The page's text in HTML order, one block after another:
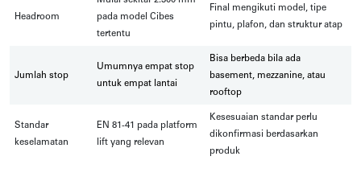
Headroom pada model Cibes
tertentu
Final mengikuti model, tipe
pintu, plafon, dan struktur atap
Jumlah stop
Umumnya empat stop
untuk empat lantai
Bisa berbeda bila ada
basement, mezzanine, atau
rooftop
Standar
keselamatan
EN 81-41 pada platform
lift yang relevan
Kesesuaian standar perlu
dikonfirmasi berdasarkan
produk